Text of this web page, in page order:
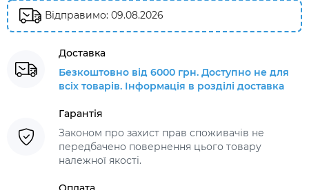
Відправимо: 09.08.2026
Доставка
Безкоштовно від 6000 грн. Доступно не для
всіх товарів. Інформація в розділі доставка
Гарантія
Законом про захист прав споживачів не
передбачено повернення цього товару
належної якості.